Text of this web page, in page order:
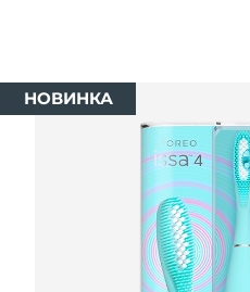
НОВИНКА
Вьетнам